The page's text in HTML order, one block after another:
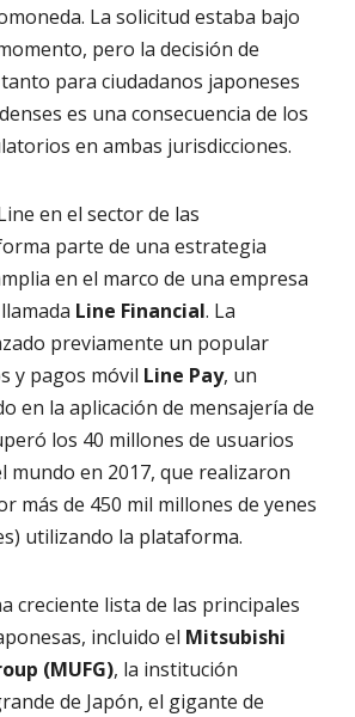
La solicitud estaba bajo
pero la decisión de
para ciudadanos japoneses
es una consecuencia de los
en ambas jurisdicciones.
en el sector de las
parte de una estrategia
en el marco de una empresa
Line Financial. La
previamente un popular
y pagos móvil Line Pay, un
en la aplicación de mensajería de
los 40 millones de usuarios
mundo en 2017, que realizaron
más de 450 mil millones de yenes
utilizando la plataforma.
creciente lista de las principales
incluido el Mitsubishi
(MUFG), la institución
de Japón, el gigante de